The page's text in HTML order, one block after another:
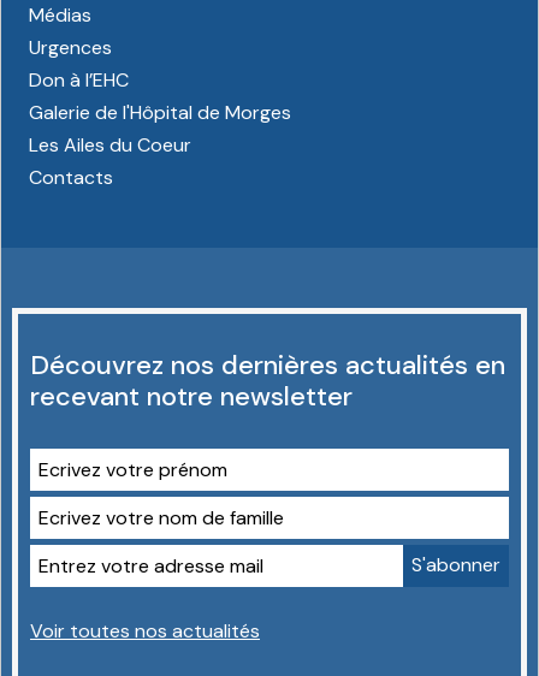
Médias
Urgences
Don à l’EHC
Galerie de l'Hôpital de Morges
Les Ailes du Coeur
Contacts
Découvrez nos dernières actualités en
recevant notre newsletter
Voir toutes nos actualités